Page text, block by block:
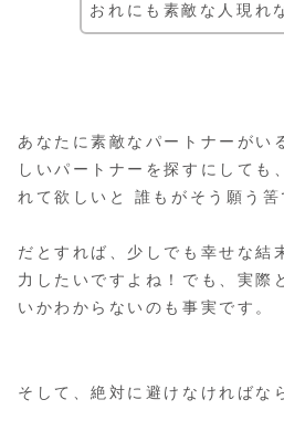
おれにも素敵な人現れ
あなたに素敵なパートナーがい
しいパートナーを探すにしても
れて欲しいと 誰もがそう願う筈
だとすれば、少しでも幸せな結
力したいですよね！でも、実際
いかわからないのも事実です。
そして、絶対に避けなければな